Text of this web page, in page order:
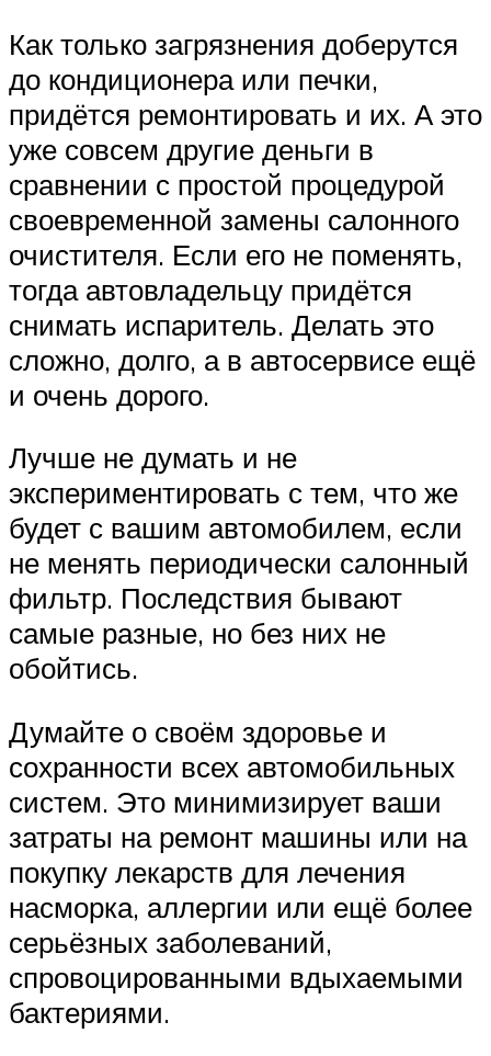
Как только загрязнения доберутся
до кондиционера или печки,
придётся ремонтировать и их. А это
уже совсем другие деньги в
сравнении с простой процедурой
своевременной замены салонного
очистителя. Если его не поменять,
тогда автовладельцу придётся
снимать испаритель. Делать это
сложно, долго, а в автосервисе ещё
и очень дорого.
Лучше не думать и не
экспериментировать с тем, что же
будет с вашим автомобилем, если
не менять периодически салонный
фильтр. Последствия бывают
самые разные, но без них не
обойтись.
Думайте о своём здоровье и
сохранности всех автомобильных
систем. Это минимизирует ваши
затраты на ремонт машины или на
покупку лекарств для лечения
насморка, аллергии или ещё более
серьёзных заболеваний,
спровоцированными вдыхаемыми
бактериями.